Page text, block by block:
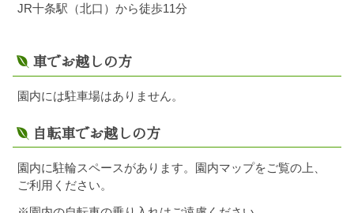
JR十条駅（北口）から徒歩11分
車でお越しの方
園内には駐車場はありません。
自転車でお越しの方
園内に駐輪スペースがあります。園内マップをご覧の上、
ご利用ください。